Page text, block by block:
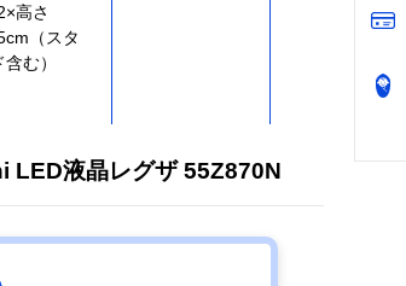
高さ
（スタ
含む）
LED液晶レグザ 55Z870N